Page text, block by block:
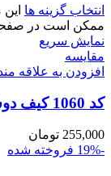
انتخاب گزینه ها
ممکن است در
نمایش سریع
مقايسه
افزودن به علاقه
کد 1060 کیف دوشی زنانه طرح لوییز ویتون
255,000 تومان
-19%
فروخته شده